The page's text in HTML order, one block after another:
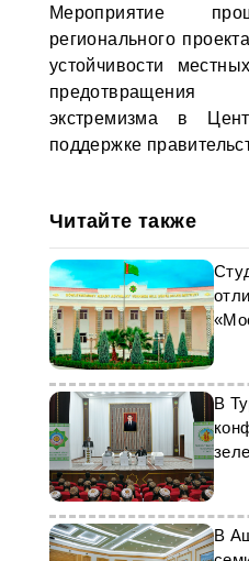
Мероприятие
регионального
устойчивости
предотвращения
экстремизма в
поддержке
Читайте также
В
В